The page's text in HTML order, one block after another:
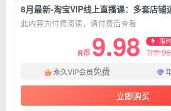
此内容为付费阅读，请付费后查看
R币 9.98 限
R币
永久VIP会员免费
立即购买